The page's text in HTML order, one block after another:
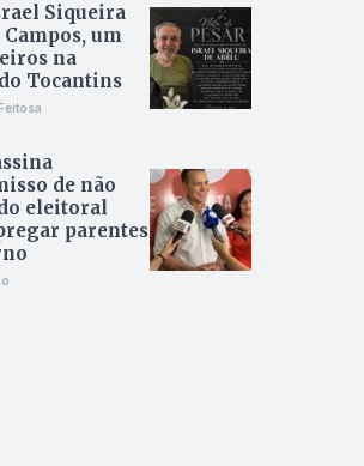
Siqueira
Campos, um
na
Tocantins
de não
eleitoral
parentes